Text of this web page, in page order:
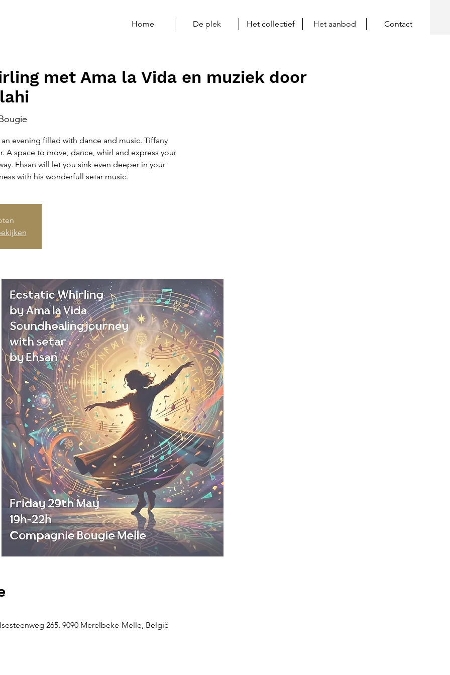
Home De plek Het collectief Het aanbod Contact
met Ama la Vida en muziek door
evening filled with dance and music. Tiffany
A space to move, dance, whirl and express your
Ehsan will let you sink even deeper in your
with his wonderfull setar music.
265, 9090 Merelbeke-Melle, België